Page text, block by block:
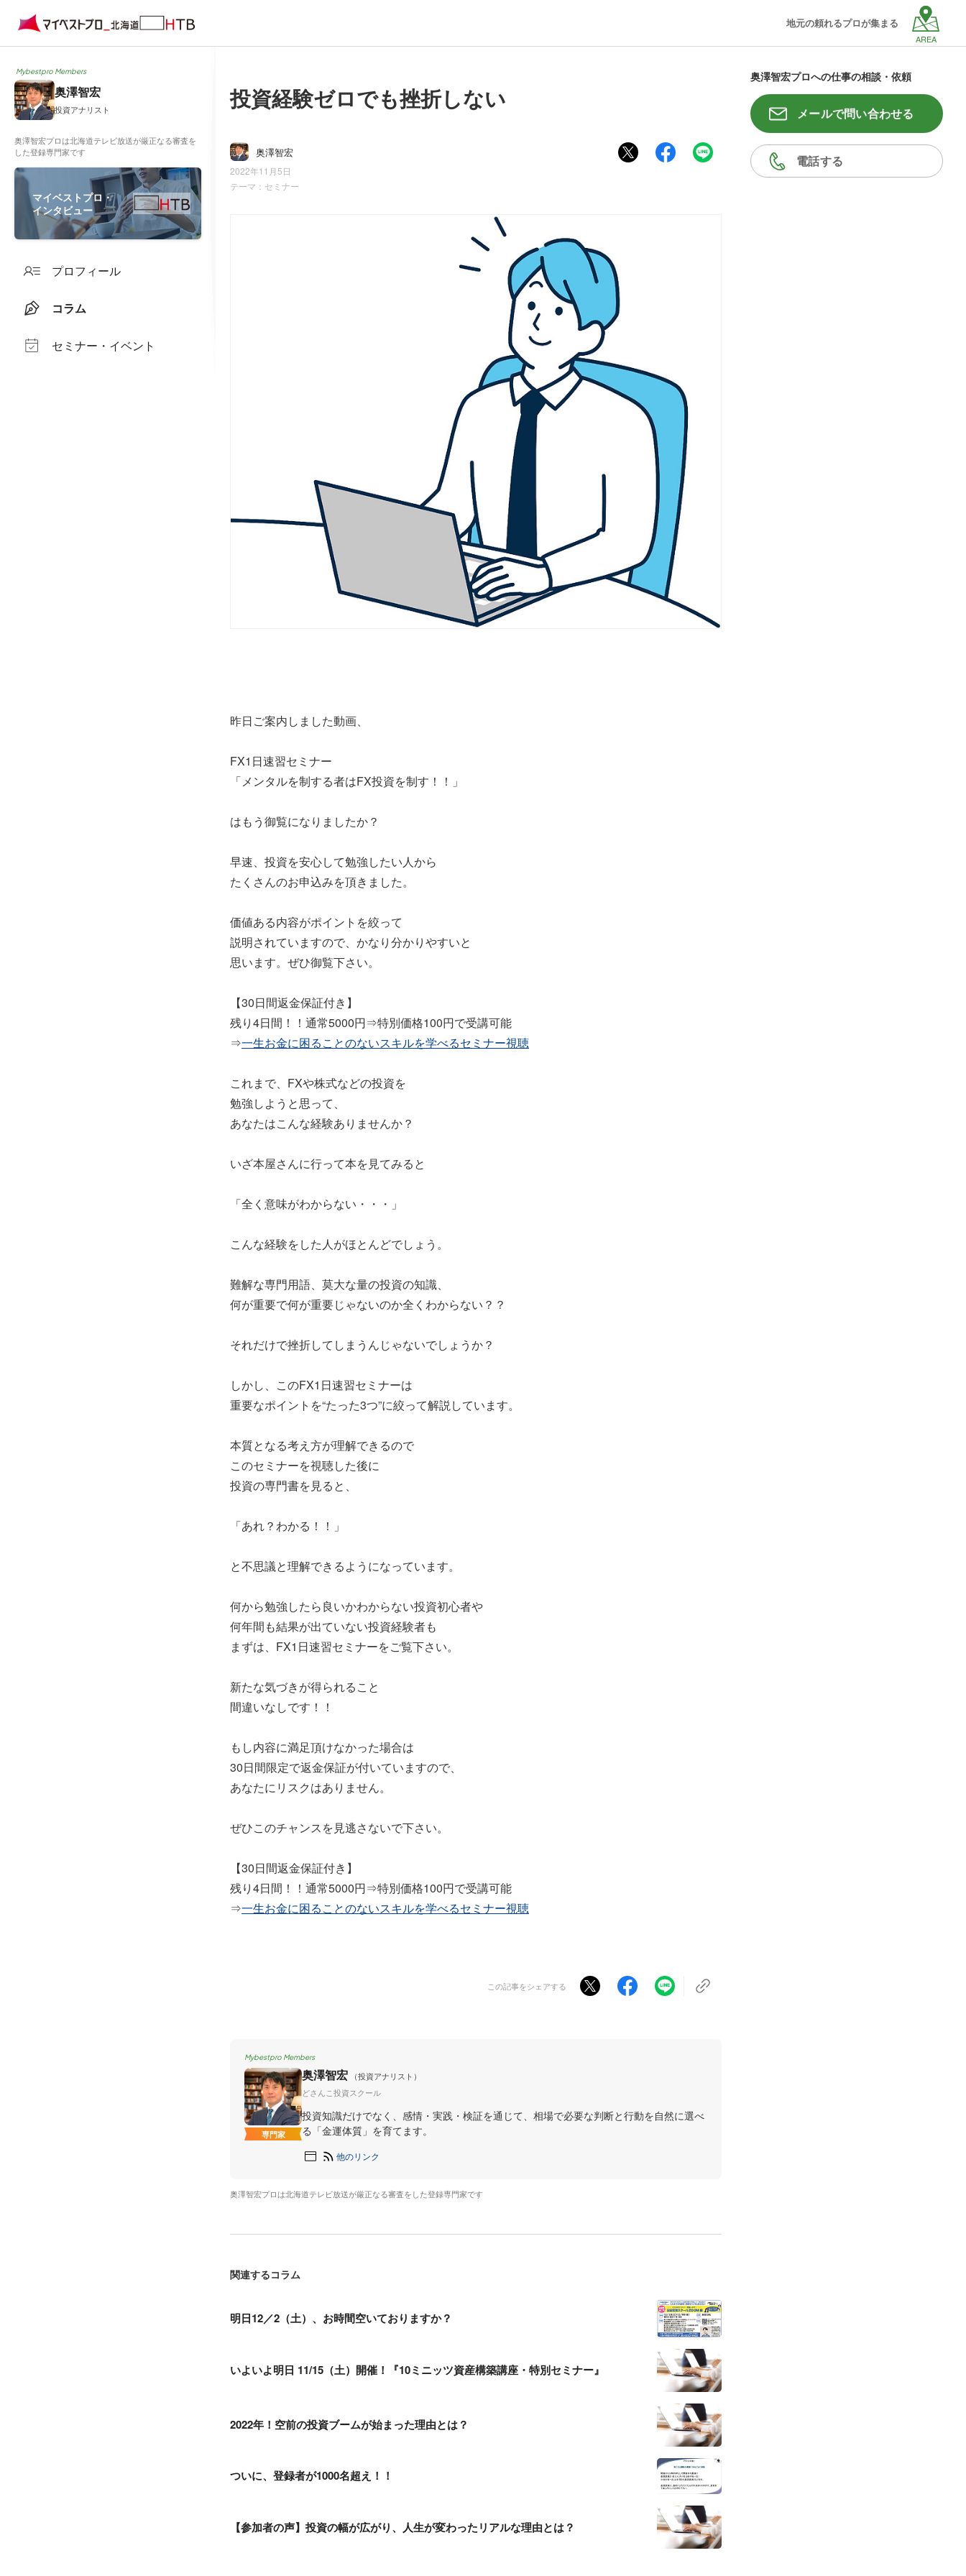
地元の頼れるプロが集まる
AREA
Mybestpro Members
奥澤智宏
投資アナリスト
奥澤智宏プロは北海道テレビ放送が厳正なる審査を
した登録専門家です
マイベストプロ・
インタビュー
プロフィール
コラム
セミナー・イベント
投資経験ゼロでも挫折しない
奥澤智宏
2022年11月5日
テーマ： セミナー
昨日ご案内しました動画、
FX1日速習セミナー
「メンタルを制する者はFX投資を制す！！」
はもう御覧になりましたか？
早速、投資を安心して勉強したい人から
たくさんのお申込みを頂きました。
価値ある内容がポイントを絞って
説明されていますので、かなり分かりやすいと
思います。ぜひ御覧下さい。
【30日間返金保証付き】
残り4日間！！通常5000円⇒特別価格100円で受講可能
⇒一生お金に困ることのないスキルを学べるセミナー視聴
これまで、FXや株式などの投資を
勉強しようと思って、
あなたはこんな経験ありませんか？
いざ本屋さんに行って本を見てみると
「全く意味がわからない・・・」
こんな経験をした人がほとんどでしょう。
難解な専門用語、莫大な量の投資の知識、
何が重要で何が重要じゃないのか全くわからない？？
それだけで挫折してしまうんじゃないでしょうか？
しかし、このFX1日速習セミナーは
重要なポイントを“たった3つ”に絞って解説しています。
本質となる考え方が理解できるので
このセミナーを視聴した後に
投資の専門書を見ると、
「あれ？わかる！！」
と不思議と理解できるようになっています。
何から勉強したら良いかわからない投資初心者や
何年間も結果が出ていない投資経験者も
まずは、FX1日速習セミナーをご覧下さい。
新たな気づきが得られること
間違いなしです！！
もし内容に満足頂けなかった場合は
30日間限定で返金保証が付いていますので、
あなたにリスクはありません。
ぜひこのチャンスを見逃さないで下さい。
【30日間返金保証付き】
残り4日間！！通常5000円⇒特別価格100円で受講可能
⇒一生お金に困ることのないスキルを学べるセミナー視聴
この記事をシェアする
Mybestpro Members
専門家
奥澤智宏
（投資アナリスト）
どさんこ投資スクール
投資知識だけでなく、感情・実践・検証を通じて、相場で必要な判断と行動を自然に選べ
る「金運体質」を育てます。
他のリンク
奥澤智宏プロは北海道テレビ放送が厳正なる審査をした登録専門家です
関連するコラム
明日12／2（土）、お時間空いておりますか？
いよいよ明日 11/15（土）開催！『10ミニッツ資産構築講座・特別セミナー』
2022年！空前の投資ブームが始まった理由とは？
ついに、登録者が1000名超え！！
【参加者の声】投資の幅が広がり、人生が変わったリアルな理由とは？
奥澤智宏プロへの仕事の相談・依頼
メールで問い合わせる
電話する